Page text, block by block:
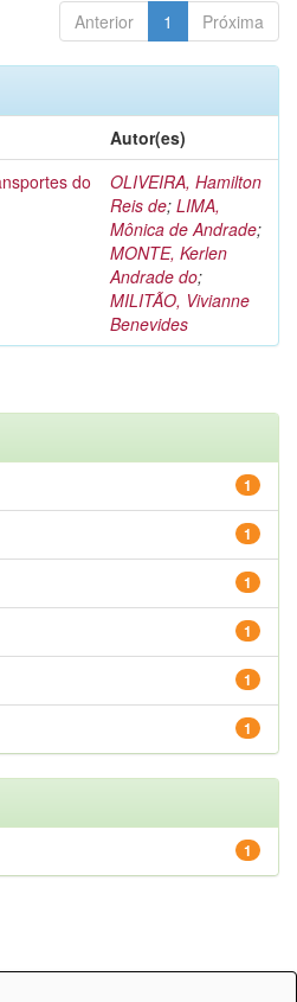
Anterior 1 Próxima
Autor(es)
do
OLIVEIRA, Hamilton
Reis de; LIMA,
Mônica de Andrade;
MONTE, Kerlen
Andrade do;
MILITÃO, Vivianne
Benevides
1
1
1
1
1
1
1